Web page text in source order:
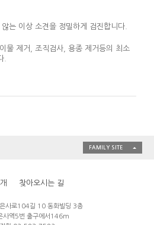
는 이상 소견을 정밀하게 검진합니다.
물 제거, 조직검사, 용종 제거등의 최소
.
FAMILY SITE
찾아오시는 길
사로104길 10 동화빌딩 3층
사역5번 출구에서146m